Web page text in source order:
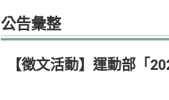
公告彙整
【徵文活動】運動部「